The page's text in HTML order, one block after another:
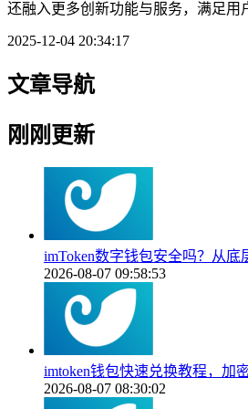
还融入更多创新功能与服务，满足
2025-12-04 20:34:17
文章导航
刚刚更新
imToken数字钱包安全吗？从
2026-08-07 09:58:53
imtoken钱包快速兑换教程，加
2026-08-07 08:30:02